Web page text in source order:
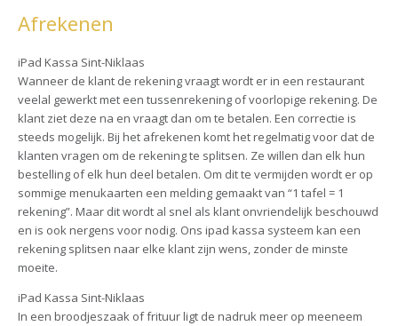
Afrekenen
iPad Kassa Sint-Niklaas
Wanneer de klant de rekening vraagt wordt er in een restaurant
veelal gewerkt met een tussenrekening of voorlopige rekening. De
klant ziet deze na en vraagt dan om te betalen. Een correctie is
steeds mogelijk. Bij het afrekenen komt het regelmatig voor dat de
klanten vragen om de rekening te splitsen. Ze willen dan elk hun
bestelling of elk hun deel betalen. Om dit te vermijden wordt er op
sommige menukaarten een melding gemaakt van “1 tafel = 1
rekening”. Maar dit wordt al snel als klant onvriendelijk beschouwd
en is ook nergens voor nodig. Ons ipad kassa systeem kan een
rekening splitsen naar elke klant zijn wens, zonder de minste
moeite.
iPad Kassa Sint-Niklaas
In een broodjeszaak of frituur ligt de nadruk meer op meeneem